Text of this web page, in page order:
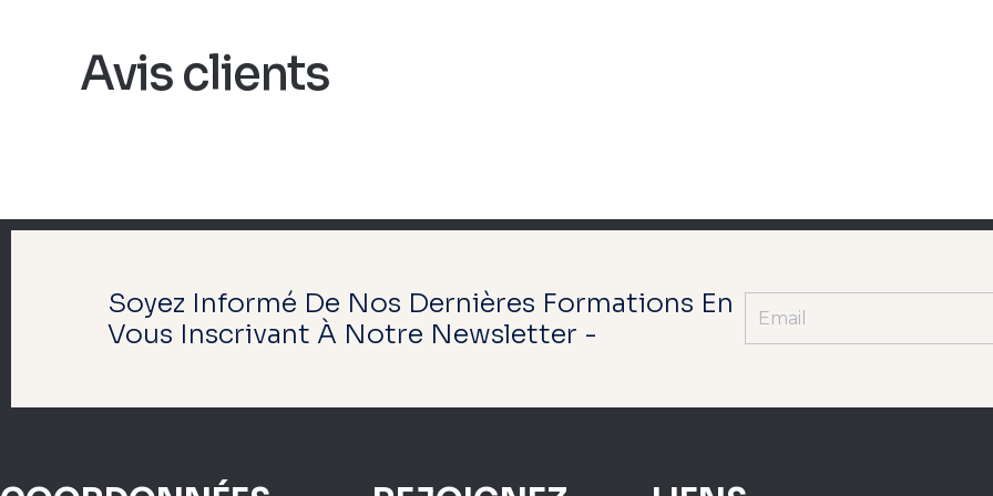
Avis clients
Soyez Informé De Nos Dernières Formations En
Vous Inscrivant À Notre Newsletter -